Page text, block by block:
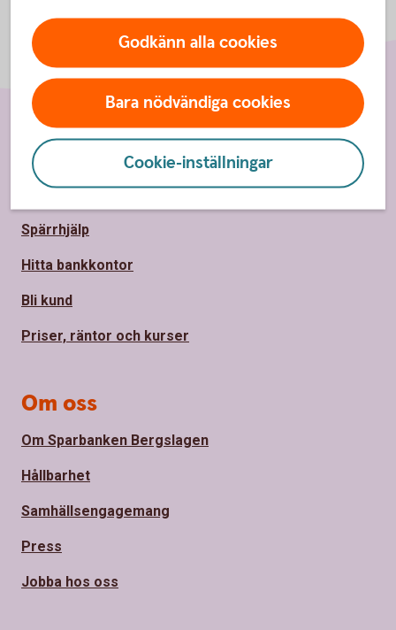
Godkänn alla cookies
Bara nödvändiga cookies
Cookie-inställningar
Sidfot
Hitta snabbt
Spärrhjälp
Hitta bankkontor
Bli kund
Priser, räntor och kurser
Om oss
Om Sparbanken Bergslagen
Hållbarhet
Samhällsengagemang
Press
Jobba hos oss